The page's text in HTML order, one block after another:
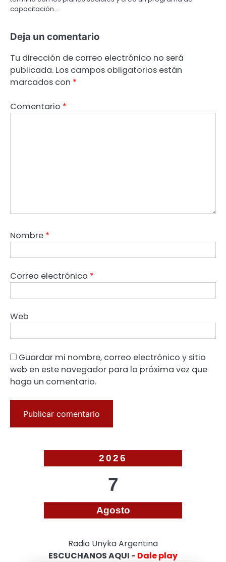
capacitación…
Deja un comentario
Tu dirección de correo electrónico no será
publicada. Los campos obligatorios están
marcados con *
Comentario *
Nombre *
Correo electrónico *
Web
Guardar mi nombre, correo electrónico y sitio
web en este navegador para la próxima vez que
haga un comentario.
2026
7
Agosto
Radio Unyka Argentina
ESCUCHANOS AQUI - Dale play